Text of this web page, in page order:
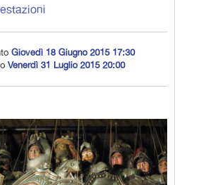
Giovedì 18 Giugno 2015 17:30
Venerdì 31 Luglio 2015 20:00